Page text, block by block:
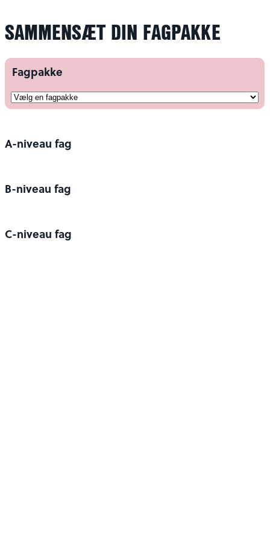
SAMMENSÆT DIN FAGPAKKE
Fagpakke
A-niveau fag
B-niveau fag
C-niveau fag